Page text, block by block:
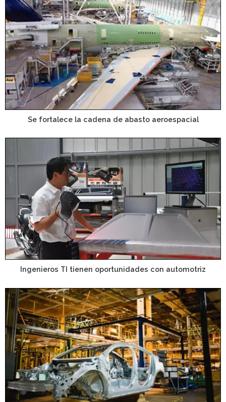
Se fortalece la cadena de abasto aeroespacial
Ingenieros TI tienen oportunidades con automotriz